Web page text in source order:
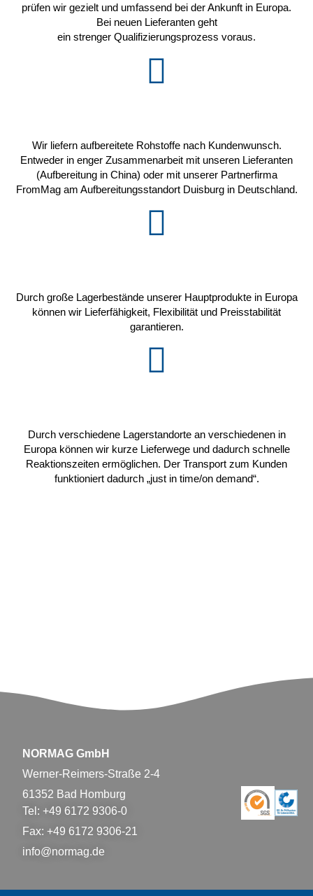
prüfen wir gezielt und umfassend bei der Ankunft in Europa.
Bei neuen Lieferanten geht
ein strenger Qualifizierungsprozess voraus.
Wir liefern aufbereitete Rohstoffe nach Kundenwunsch.
Entweder in enger Zusammenarbeit mit unseren Lieferanten
(Aufbereitung in China) oder mit unserer Partnerfirma
FromMag am Aufbereitungsstandort Duisburg in Deutschland.
Durch große Lagerbestände unserer Hauptprodukte in Europa
können wir Lieferfähigkeit, Flexibilität und Preisstabilität
garantieren.
Durch verschiedene Lagerstandorte an verschiedenen in
Europa können wir kurze Lieferwege und dadurch schnelle
Reaktionszeiten ermöglichen. Der Transport zum Kunden
funktioniert dadurch „just in time/on demand“.
NORMAG GmbH
Werner-Reimers-Straße 2-4
61352 Bad Homburg
Tel: +49 6172 9306-0
Fax: +49 6172 9306-21
info@normag.de